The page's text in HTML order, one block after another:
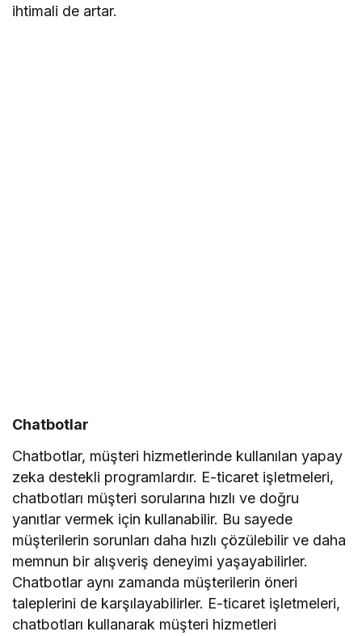
ihtimali de artar.
Chatbotlar
Chatbotlar, müşteri hizmetlerinde kullanılan yapay
zeka destekli programlardır. E-ticaret işletmeleri,
chatbotları müşteri sorularına hızlı ve doğru
yanıtlar vermek için kullanabilir. Bu sayede
müşterilerin sorunları daha hızlı çözülebilir ve daha
memnun bir alışveriş deneyimi yaşayabilirler.
Chatbotlar aynı zamanda müşterilerin öneri
taleplerini de karşılayabilirler. E-ticaret işletmeleri,
chatbotları kullanarak müşteri hizmetleri